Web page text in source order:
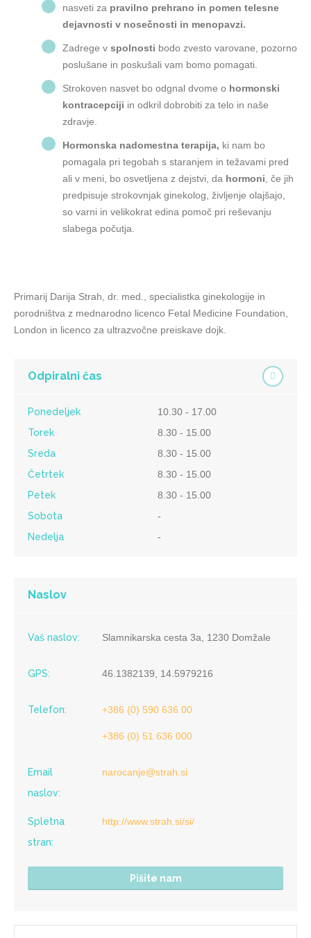
nasveti za pravilno prehrano in pomen telesne
dejavnosti v nosečnosti in menopavzi.
Zadrege v spolnosti bodo zvesto varovane, pozorno
poslušane in poskušali vam bomo pomagati.
Strokoven nasvet bo odgnal dvome o hormonski
kontracepciji in odkril dobrobiti za telo in naše
zdravje.
Hormonska nadomestna terapija, ki nam bo
pomagala pri tegobah s staranjem in težavami pred
ali v meni, bo osvetljena z dejstvi, da hormoni , če jih
predpisuje strokovnjak ginekolog, življenje olajšajo,
so varni in velikokrat edina pomoč pri reševanju
slabega počutja.
Primarij Darija Strah, dr. med., specialistka ginekologije in
porodništva z mednarodno licenco Fetal Medicine Foundation,
London in licenco za ultrazvočne preiskave dojk.
Odpiralni čas
Ponedeljek
10.30 - 17.00
Torek
8.30 - 15.00
Sreda
8.30 - 15.00
Četrtek
8.30 - 15.00
Petek
8.30 - 15.00
Sobota
-
Nedelja
-
Naslov
Vaš naslov: Slamnikarska cesta 3a, 1230 Domžale
GPS: 46.1382139, 14.5979216
Telefon: +386 (0) 590 636 00
+386 (0) 51 636 000
Email
naslov:
narocanje@strah.si
Spletna
stran:
http://www.strah.si/si/
Pišite nam